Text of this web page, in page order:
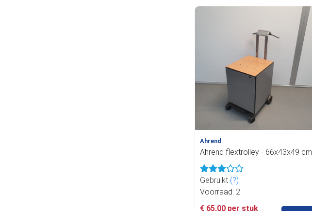
Ahrend
Ahrend flextrolley - 66x43x49 cm
Gebruikt (?)
Voorraad: 2
€ 65,00 per stuk